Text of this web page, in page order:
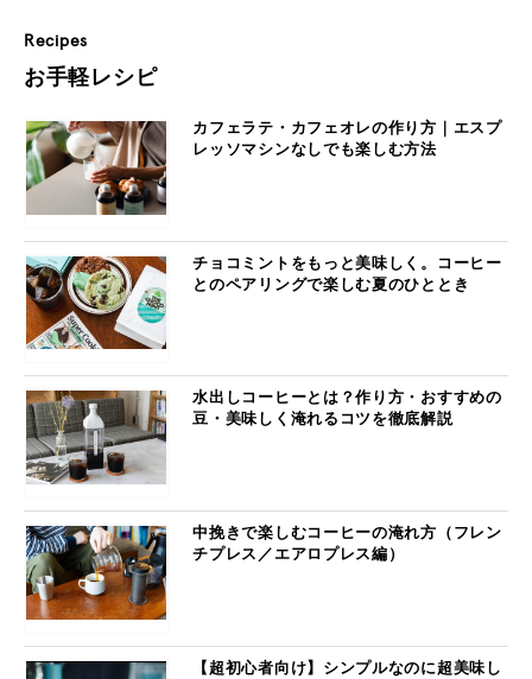
Recipes
お手軽レシピ
カフェラテ・カフェオレの作り方｜エスプ
レッソマシンなしでも楽しむ方法
チョコミントをもっと美味しく。コーヒー
とのペアリングで楽しむ夏のひととき
水出しコーヒーとは？作り方・おすすめの
豆・美味しく淹れるコツを徹底解説
中挽きで楽しむコーヒーの淹れ方（フレン
チプレス／エアロプレス編）
【超初心者向け】シンプルなのに超美味し